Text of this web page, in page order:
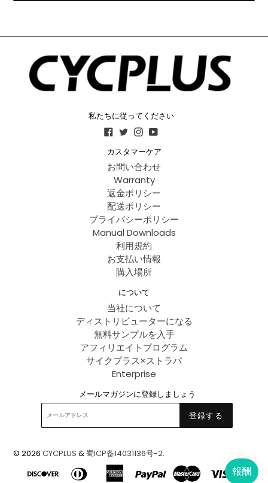
私たちに従ってください
Facebook
TwitterInstagram
YouTube
カスタマーケア
お問い合わせ
Warranty
返金ポリシー
配送ポリシー
プライバシーポリシー
Manual Downloads
利用規約
お支払い情報
購入場所
について
当社について
ディストリビューターになる
無料サンプルを入手
アフィリエイトプログラム
サイクプラス×ストラバ
Enterprise
メールマガジンに登録しましょう
登録する
© 2026 CYCPLUS &蜀ICP备14031136号-2.